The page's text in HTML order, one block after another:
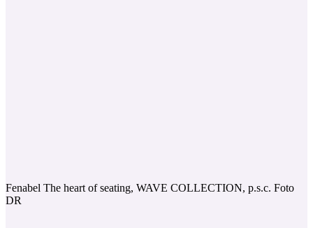
Fenabel The heart of seating, WAVE COLLECTION, p.s.c. Foto
DR